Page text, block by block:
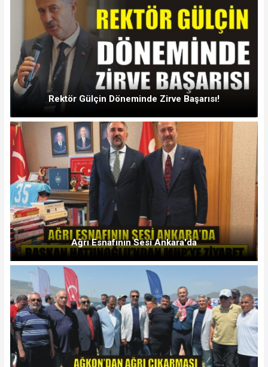
Rektör Gülçin Döneminde Zirve Başarısı!
Ağrı Esnafının Sesi Ankara'da